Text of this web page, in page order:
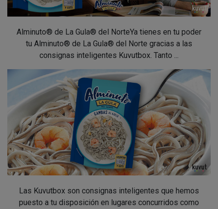
Alminuto® de La Gula® del NorteYa tienes en tu poder
tu Alminuto® de La Gula® del Norte gracias a las
consignas inteligentes Kuvutbox. Tanto ...
Las Kuvutbox son consignas inteligentes que hemos
puesto a tu disposición en lugares concurridos como